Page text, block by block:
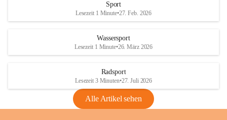
Rebe und der Amerikanischen
Anhang VBl. EU Nr. 18
1 Seite•1,4 MB
VBl. EU Nr. 18_2026
Sport
Lesezeit 1 Minute•27. Feb. 2026
Wassersport
Lesezeit 1 Minute•26. März 2026
Radsport
Lesezeit 3 Minuten•27. Juli 2026
Alle Artikel sehen